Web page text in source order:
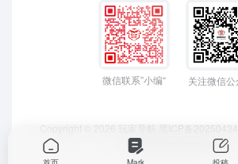
微信联系”小编“ 关注微信
Copyright © 2026 玩家导航 黑ICP备
安备23050202000033号